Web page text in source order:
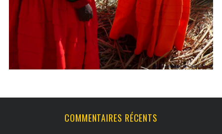
COMMENTAIRES RÉCENTS